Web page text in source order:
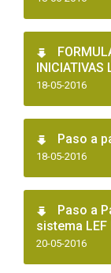
INICIATIVAS
18-05-2016
Paso a
18-05-2016
Paso a
sistema
20-05-2016